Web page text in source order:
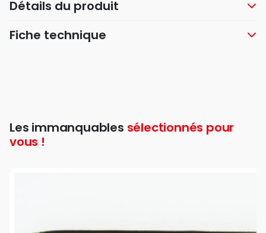
Détails du produit
Fiche technique
Les immanquables sélectionnés pour
vous !